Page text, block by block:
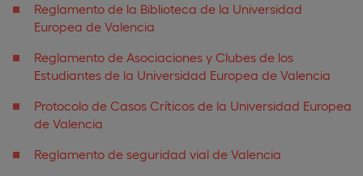
Reglamento de la Biblioteca de la Universidad
Europea de Valencia
Reglamento de Asociaciones y Clubes de los
Estudiantes de la Universidad Europea de Valencia
Protocolo de Casos Críticos de la Universidad Europea
de Valencia
Reglamento de seguridad vial de Valencia